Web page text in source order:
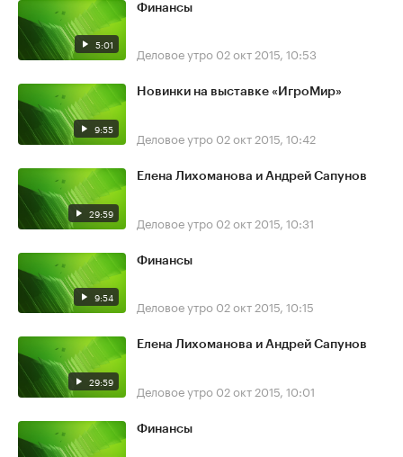
5:01
Финансы
Деловое утро 02 окт 2015, 10:53
9:55
Новинки на выставке «ИгроМир»
Деловое утро 02 окт 2015, 10:42
29:59
Елена Лихоманова и Андрей Сапунов
Деловое утро 02 окт 2015, 10:31
9:54
Финансы
Деловое утро 02 окт 2015, 10:15
29:59
Елена Лихоманова и Андрей Сапунов
Деловое утро 02 окт 2015, 10:01
Финансы